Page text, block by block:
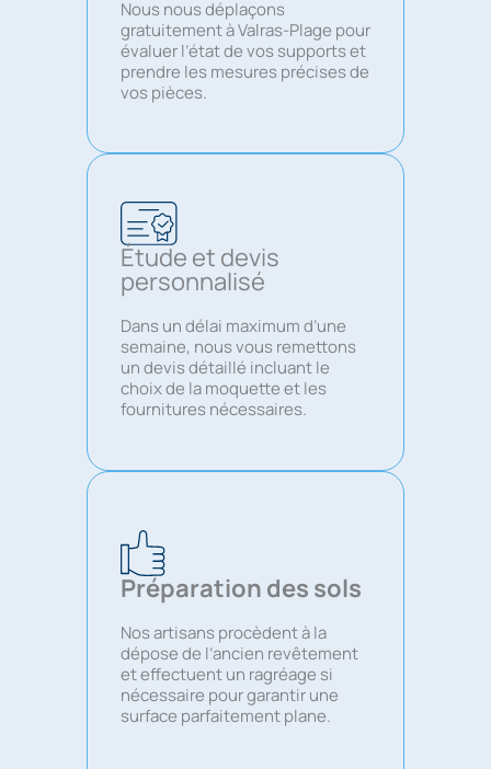
Nous nous déplaçons
gratuitement à Valras-Plage pour
évaluer l’état de vos supports et
prendre les mesures précises de
vos pièces.
Étude et devis
personnalisé
Dans un délai maximum d’une
semaine, nous vous remettons
un devis détaillé incluant le
choix de la moquette et les
fournitures nécessaires.
Préparation des sols
Nos artisans procèdent à la
dépose de l’ancien revêtement
et effectuent un ragréage si
nécessaire pour garantir une
surface parfaitement plane.